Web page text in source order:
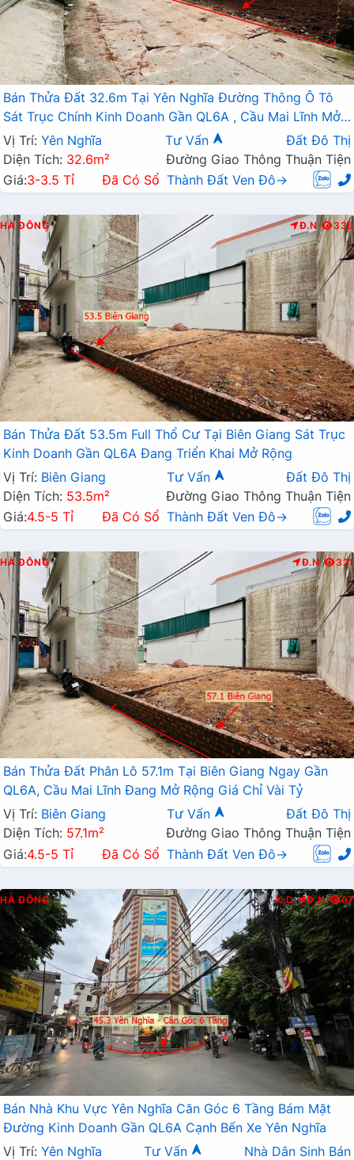
Bán Thửa Đất 32.6m Tại Yên Nghĩa Đường Thông Ô Tô
Sát Trục Chính Kinh Doanh Gần QL6A , Cầu Mai Lĩnh Mở
Rộng
Vị Trí: Yên Nghĩa Tư Vấn
Đất Đô Thị
Diện Tích: 32.6m²
Đường Giao Thông Thuận Tiện
Giá:3-3.5 Tỉ Đã Có Sổ Thành Đất Ven Đô→
HÀ ĐÔNG Đ.N 336
Bán Thửa Đất 53.5m Full Thổ Cư Tại Biên Giang Sát Trục
Kinh Doanh Gần QL6A Đang Triển Khai Mở Rộng
Vị Trí: Biên Giang Tư Vấn
Đất Đô Thị
Diện Tích: 53.5m²
Đường Giao Thông Thuận Tiện
Giá:4.5-5 Tỉ Đã Có Sổ Thành Đất Ven Đô→
HÀ ĐÔNG Đ.N 321
Bán Thửa Đất Phân Lô 57.1m Tại Biên Giang Ngay Gần
QL6A, Cầu Mai Lĩnh Đang Mở Rộng Giá Chỉ Vài Tỷ
Vị Trí: Biên Giang Tư Vấn
Đất Đô Thị
Diện Tích: 57.1m²
Đường Giao Thông Thuận Tiện
Giá:4.5-5 Tỉ Đã Có Sổ Thành Đất Ven Đô→
HÀ ĐÔNG K.D Đ.N 67
Bán Nhà Khu Vực Yên Nghĩa Căn Góc 6 Tầng Bám Mặt
Đường Kinh Doanh Gần QL6A Cạnh Bến Xe Yên Nghĩa
Vị Trí: Yên Nghĩa Tư Vấn
Nhà Dân Sinh Bán